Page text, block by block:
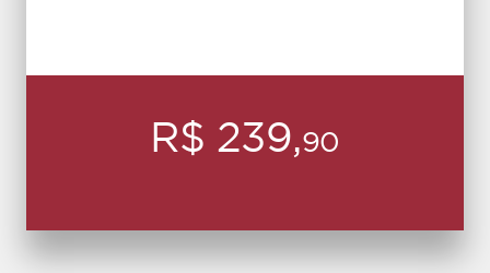
R$ 239,90